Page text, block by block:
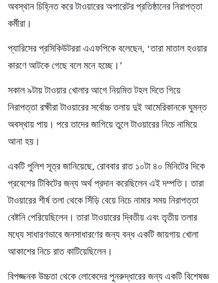
অবস্থান চিহ্নিত করে টাওয়ারের অপারেটর প্রতিষ্ঠানের নিরাপত্তা
কর্মীরা।
প্যারিসের প্রসিকিউটররা এএফপিকে বলেছেন, ‘তারা মাতাল হওয়ার
কারণে আটকে গেছে বলে মনে হচ্ছে।’
সকাল ৯টায় টাওয়ার খোলার আগে নিয়মিত টহল দিতে গিয়ে
নিরাপত্তা রক্ষীরা টাওয়ারের সর্বোচ্চ তলায় দুই আমেরিকানকে ঘুমন্ত
অবস্থায় পায়। পরে তাদের জাগিয়ে তুলে টাওয়ারের নিচে নামিয়ে
আনা হয়।
একটি পুলিশ সূত্র জানিয়েছে, রোববার রাত ১০টা ৪০ মিনিটের দিকে
প্রবেশের টিকিটের জন্য অর্থ প্রদান করেছিলেন এই দম্পতি। তারা
টাওয়ারের শীর্ষ তলা থেকে সিঁড়ি বেয়ে নিচে নামার সময় নিরাপত্তা
বেষ্টনি পেরিয়েছিলেন। তারা টাওয়ারের দ্বিতীয় এবং তৃতীয় তলার
মধ্যে সাধারণভাবে জনসাধারণের জন্য বন্ধ একটি জায়গায় খোলা
আকাশের নিচে রাত কাটিয়েছিলেন।
বিপজ্জনক উচ্চতা থেকে লোকেদের পুনরুদ্ধারের জন্য একটি বিশেষজ্ঞ